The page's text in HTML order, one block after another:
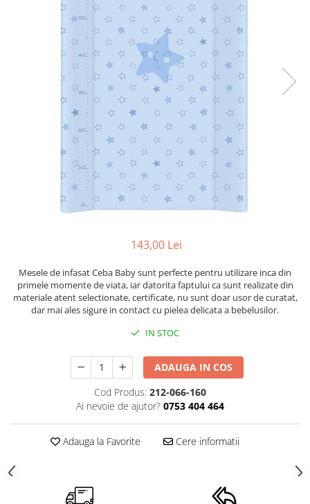
Olite tip scaunel simple
Reductoare antiderapante
Reductoare moi
Seturi cadite 86 cm
Seturi cadite 92 cm
Seturi cadite anatomice
Suporti anatomici plastic
Suporti anatomici textili
Suporti metalici cadite
Mese de infasat pliabile
Mese de infasat Ultra Light 50x70
Patuturi pliabile
Sisteme de siguranta copii
Tampoane postnatale
Tampoane si protectii silicon
143,00 Lei
Mesele de infasat Ceba Baby sunt perfecte pentru utilizare inca din
primele momente de viata, iar datorita faptului ca sunt realizate din
materiale atent selectionate, certificate, nu sunt doar usor de curatat,
dar mai ales sigure in contact cu pielea delicata a bebelusilor.
IN STOC
ADAUGA IN COS
Cod Produs: 212-066-160
Ai nevoie de ajutor? 0753 404 464
Adauga la Favorite Cere informatii